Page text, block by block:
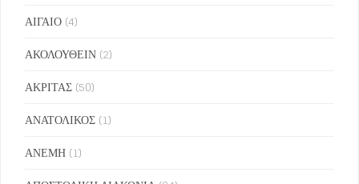
ΑΙΓΑΙΟ (4)
ΑΚΟΛΟΥΘΕΙΝ (2)
ΑΚΡΙΤΑΣ (50)
ΑΝΑΤΟΛΙΚΟΣ (1)
ΑΝΕΜΗ (1)